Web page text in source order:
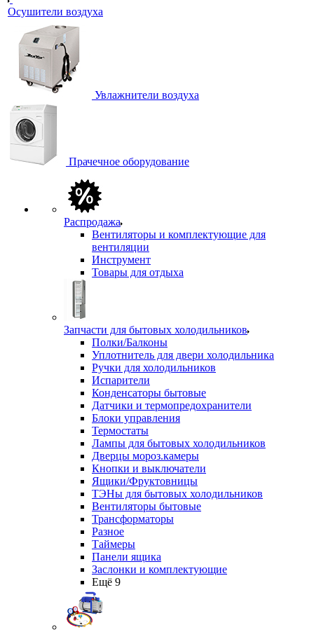
Осушители воздуха
Увлажнители воздуха
Прачечное оборудование
Распродажа
Вентиляторы и комплектующие для
вентиляции
Инструмент
Товары для отдыха
Запчасти для бытовых холодильников
Полки/Балконы
Уплотнитель для двери холодильника
Ручки для холодильников
Испарители
Конденсаторы бытовые
Датчики и термопредохранители
Блоки управления
Термостаты
Лампы для бытовых холодильников
Дверцы мороз.камеры
Кнопки и выключатели
Ящики/Фруктовницы
ТЭНы для бытовых холодильников
Вентиляторы бытовые
Трансформаторы
Разное
Таймеры
Панели ящика
Заслонки и комплектующие
Ещё 9